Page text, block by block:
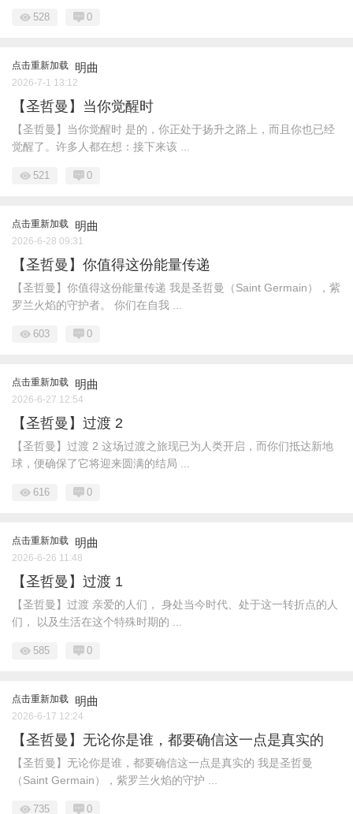
528 0
点击重新加载 明曲
2026-7-1 13:12
【圣哲曼】当你觉醒时
【圣哲曼】当你觉醒时 是的，你正处于扬升之路上，而且你也已经
觉醒了。许多人都在想：接下来该 ...
521 0
点击重新加载 明曲
2026-6-28 09:31
【圣哲曼】你值得这份能量传递
【圣哲曼】你值得这份能量传递 我是圣哲曼（Saint Germain），紫
罗兰火焰的守护者。 你们在自我 ...
603 0
点击重新加载 明曲
2026-6-27 12:54
【圣哲曼】过渡 2
【圣哲曼】过渡 2 这场过渡之旅现已为人类开启，而你们抵达新地
球，便确保了它将迎来圆满的结局 ...
616 0
点击重新加载 明曲
2026-6-26 11:48
【圣哲曼】过渡 1
【圣哲曼】过渡 亲爱的人们， 身处当今时代、处于这一转折点的人
们， 以及生活在这个特殊时期的 ...
585 0
点击重新加载 明曲
2026-6-17 12:24
【圣哲曼】无论你是谁，都要确信这一点是真实的
【圣哲曼】无论你是谁，都要确信这一点是真实的 我是圣哲曼
（Saint Germain），紫罗兰火焰的守护 ...
735 0